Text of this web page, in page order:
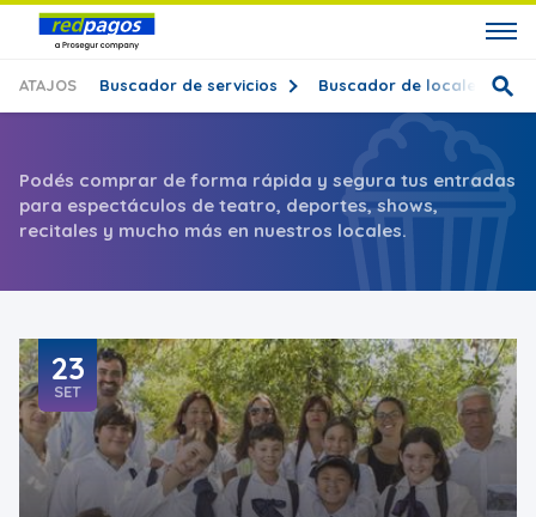
ATAJOS Buscador de servicios Buscador de locales
Podés comprar de forma rápida y segura tus entradas
para espectáculos de teatro, deportes, shows,
recitales y mucho más en nuestros locales.
23
SET